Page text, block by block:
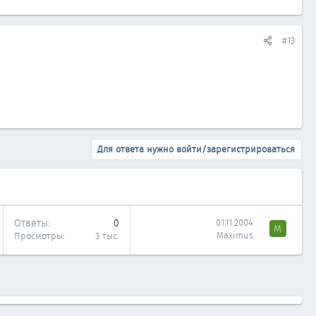
#13
Для ответа нужно войти/зарегистрироваться
Ответы 0
Просмотры 3 тыс.
01.11.2004
Maximus
M